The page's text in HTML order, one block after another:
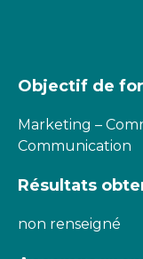
Objectif de
Marketing –
Communication
Résultats
non renseigné